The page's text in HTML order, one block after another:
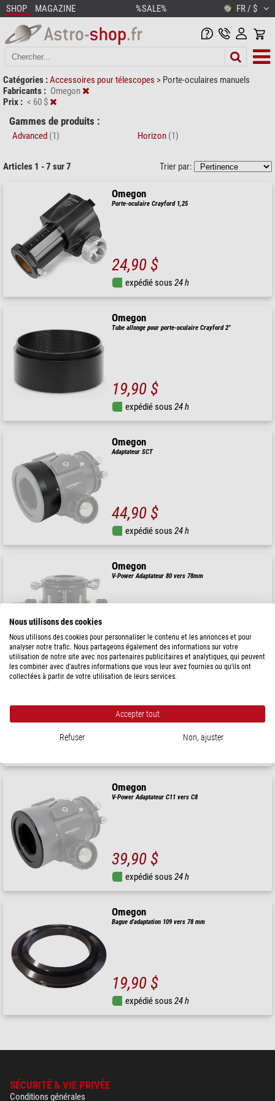
SHOP MAGAZINE %SALE% FR / $
Catégories :Accessoires pour télescopes > Porte-oculaires manuels
Fabricants : Omegon
Prix : < 60 $
Gammes de produits :
Advanced (1) Horizon (1)
Articles 1 - 7 sur 7 Trier par:
Omegon
Porte-oculaire Crayford 1,25
24,90 $
expédié sous24 h
Omegon
Tube allonge pour porte-oculaire Crayford 2"
19,90 $
expédié sous24 h
Omegon
Adaptateur SCT
44,90 $
expédié sous24 h
Omegon
V-Power Adaptateur 80 vers 78mm
49,90 $
expédié sous24 h
39,90 $
Omegon
V-Power Adaptateur C11 vers C8
39,90 $
expédié sous24 h
Omegon
Bague d'adaptation 109 vers 78 mm
19,90 $
expédié sous24 h
SÉCURITÉ & VIE PRIVÉE
Conditions générales
Nous utilisons des cookies
Nous utilisons des cookies pour personnaliser le contenu et les annonces et pour
analyser notre trafic. Nous partageons également des informations sur votre
utilisation de notre site avec nos partenaires publicitaires et analytiques, qui peuvent
les combiner avec d'autres informations que vous leur avez fournies ou qu'ils ont
collectées à partir de votre utilisation de leurs services.
Accepter tout
Refuser Non, ajuster